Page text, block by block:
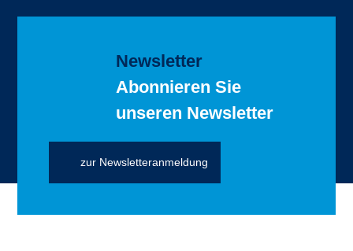
Newsletter
Abonnieren Sie
unseren Newsletter
zur Newsletteranmeldung